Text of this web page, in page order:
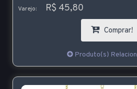
Varejo: R$ 45,80
Comprar!
Produto(s)